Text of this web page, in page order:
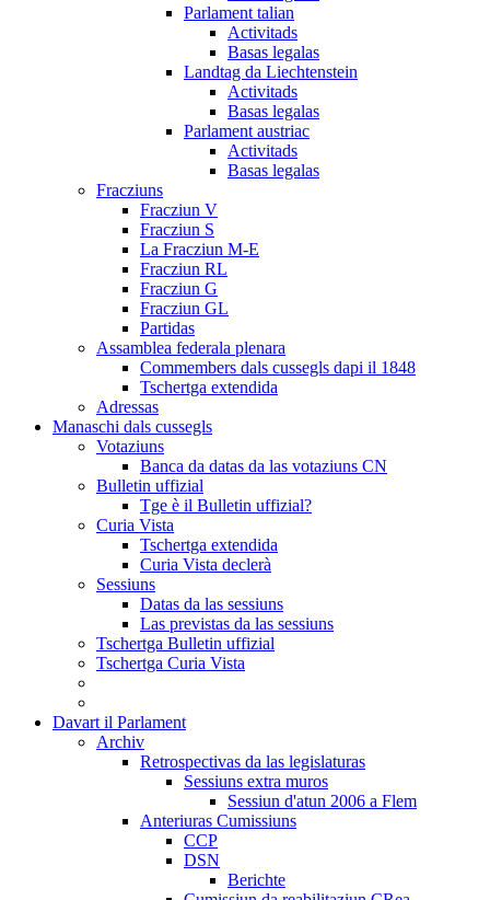
Parlament talian
Activitads
Basas legalas
Landtag da Liechtenstein
Activitads
Basas legalas
Parlament austriac
Activitads
Basas legalas
Fracziuns
Fracziun V
Fracziun S
La Fracziun M-E
Fracziun RL
Fracziun G
Fracziun GL
Partidas
Assamblea federala plenara
Commembers dals cussegls dapi il 1848
Tschertga extendida
Adressas
Manaschi dals cussegls
Votaziuns
Banca da datas da las votaziuns CN
Bulletin uffizial
Tge è il Bulletin uffizial?
Curia Vista
Tschertga extendida
Curia Vista declerà
Sessiuns
Datas da las sessiuns
Las previstas da las sessiuns
Tschertga Bulletin uffizial
Tschertga Curia Vista
Davart il Parlament
Archiv
Retrospectivas da las legislaturas
Sessiuns extra muros
Sessiun d'atun 2006 a Flem
Anteriuras Cumissiuns
CCP
DSN
Berichte